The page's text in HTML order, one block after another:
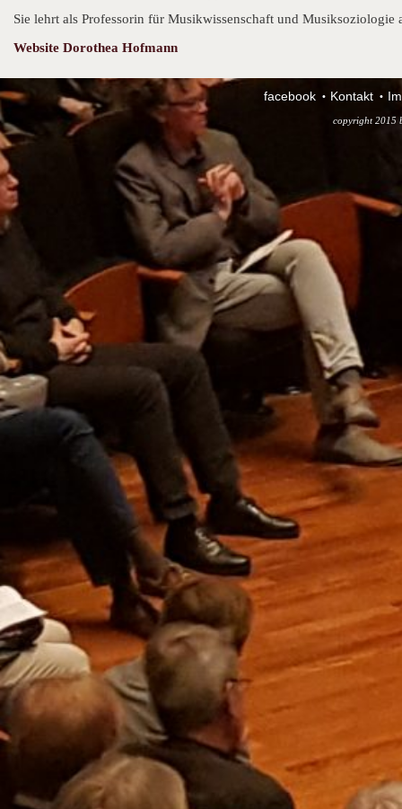
Sie lehrt als Professorin für Musikwissenschaft und
Website Dorothea Hofmann
facebook Kontakt
copyright 2015